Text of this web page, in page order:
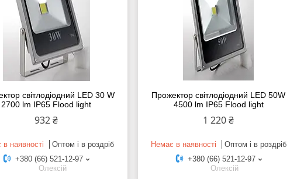
світлодіодний LED 30 W
2700 lm IP65 Flood light
932 ₴
наявності
Оптом і в роздріб
+380 (66) 521-12-97
Олексій
Прожектор світлодіодний LED 50W
4500 lm IP65 Flood light
1 220 ₴
Немає в наявності
Оптом і в роздріб
+380 (66) 521-12-97
Олексій